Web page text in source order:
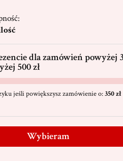
dla zamówień powyżej
500 zł
jeśli powiększysz zamówienie o:350 zł
Wybieram